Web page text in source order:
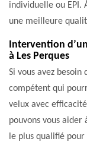
individuelle ou EPI.
une meilleure
Intervention
à Les Perques
Si vous avez besoin
compétent qui
velux avec
pouvons vous
le plus qualifié